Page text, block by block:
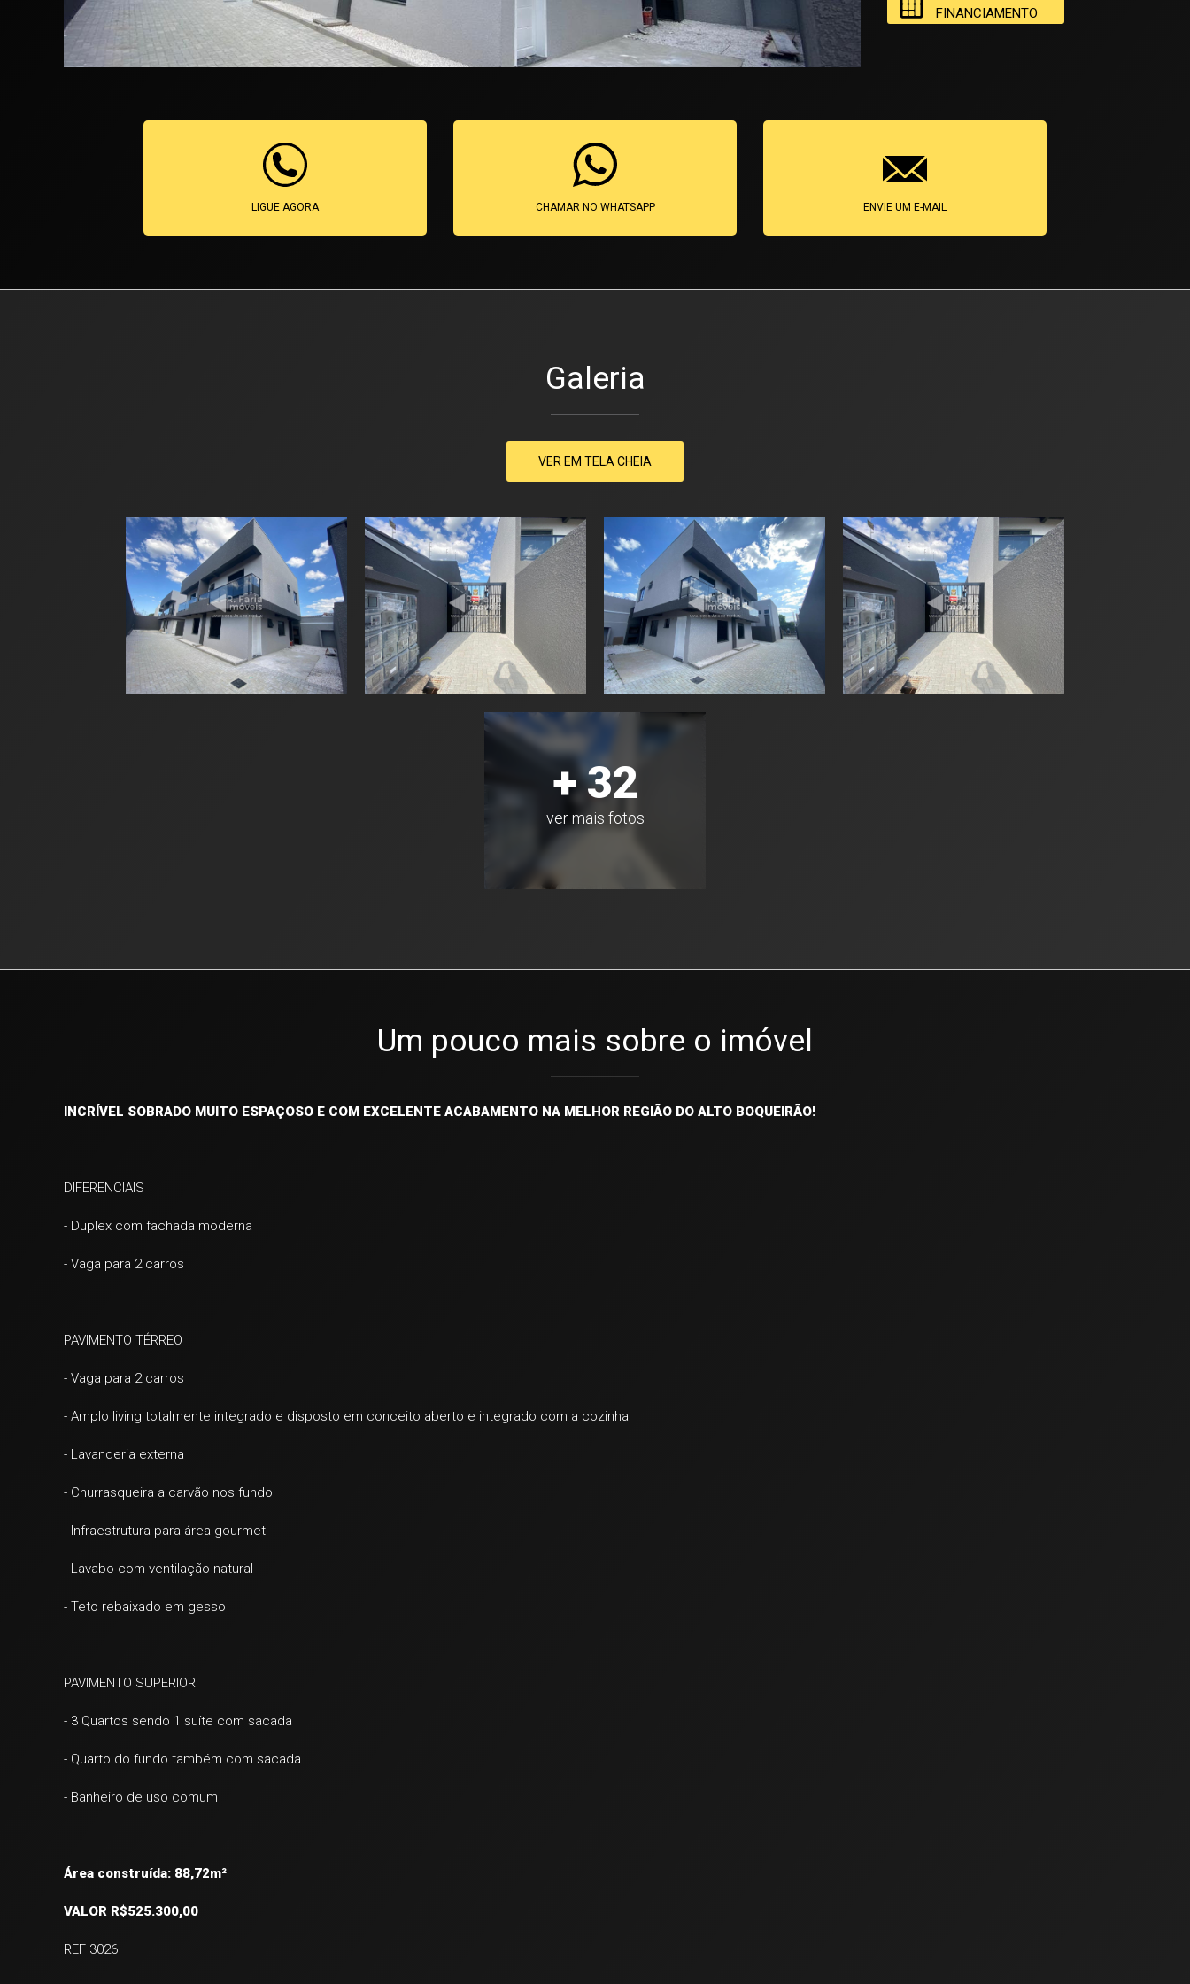
FINANCIAMENTO
LIGUE AGORA CHAMAR NO WHATSAPP ENVIE UM E-MAIL
Galeria
VER EM TELA CHEIA
+ 32
ver mais fotos
Um pouco mais sobre o imóvel
INCRÍVEL SOBRADO MUITO ESPAÇOSO E COM EXCELENTE ACABAMENTO NA MELHOR REGIÃO DO ALTO BOQUEIRÃO!
DIFERENCIAIS
- Duplex com fachada moderna
- Vaga para 2 carros
PAVIMENTO TÉRREO
- Vaga para 2 carros
- Amplo living totalmente integrado e disposto em conceito aberto e integrado com a cozinha
- Lavanderia externa
- Churrasqueira a carvão nos fundo
- Infraestrutura para área gourmet
- Lavabo com ventilação natural
- Teto rebaixado em gesso
PAVIMENTO SUPERIOR
- 3 Quartos sendo 1 suíte com sacada
- Quarto do fundo também com sacada
- Banheiro de uso comum
Área construída: 88,72m²
VALOR R$525.300,00
REF 3026